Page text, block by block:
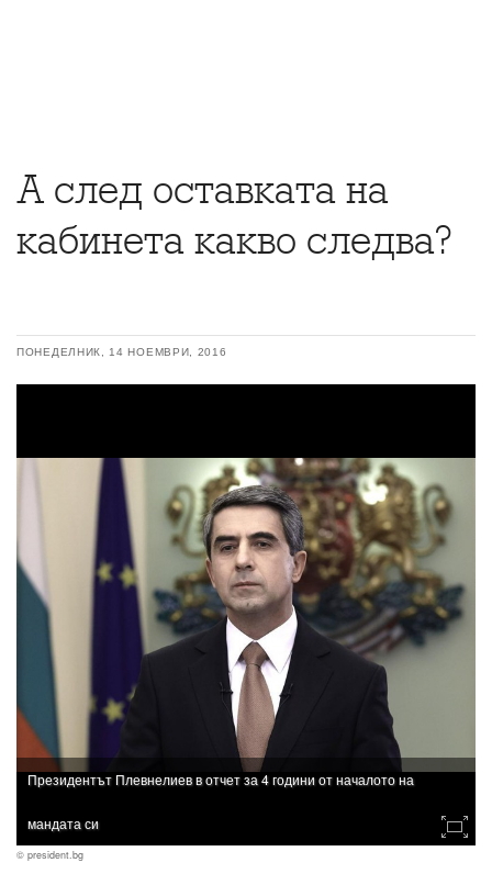
А след оставката на
кабинета какво следва?
ПОНЕДЕЛНИК, 14 НОЕМВРИ, 2016
Президентът Плевнелиев в отчет за 4 години от началото на
мандата си
© president.bg